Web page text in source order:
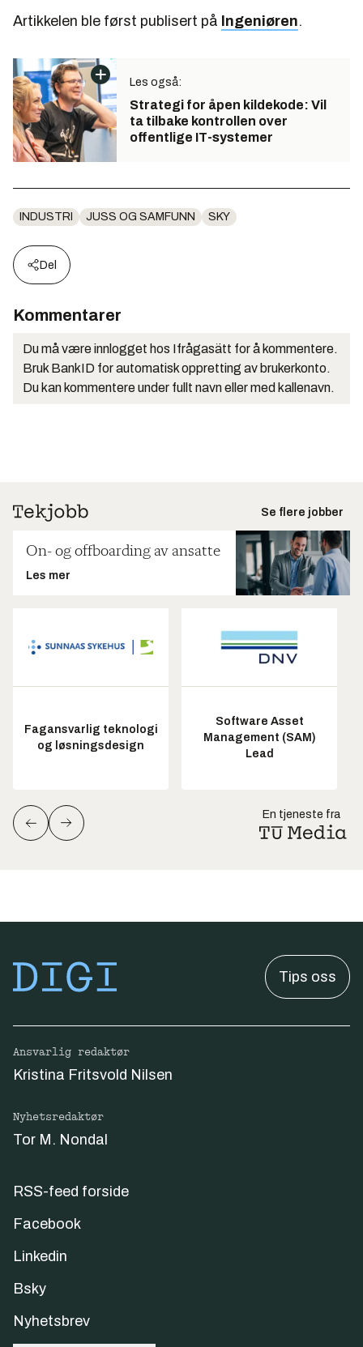
Artikkelen ble først publisert på Ingeniøren.
Les også:
Strategi for åpen kildekode: Vil
ta tilbake kontrollen over
offentlige IT-systemer
INDUSTRI JUSS OG SAMFUNN SKY
Del
Kommentarer
Du må være innlogget hos Ifrågasätt for å kommentere.
Bruk BankID for automatisk oppretting av brukerkonto.
Du kan kommentere under fullt navn eller med kallenavn.
Se flere jobber
On- og offboarding av ansatte
Les mer
Fagansvarlig teknologi
og løsningsdesign
Software Asset
Management (SAM)
Lead
En tjeneste fra
Tips oss
Ansvarlig redaktør
Kristina Fritsvold Nilsen
Nyhetsredaktør
Tor M. Nondal
RSS-feed forside
Facebook
Linkedin
Bsky
Nyhetsbrev